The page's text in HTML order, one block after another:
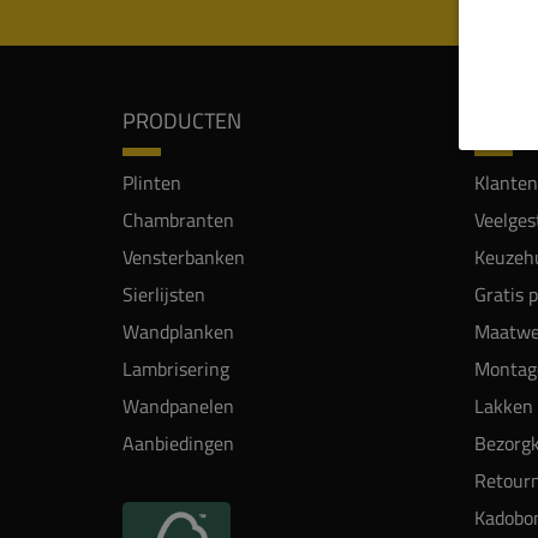
PRODUCTEN
Plinten
Chambranten
Vensterbanken
Sierlijsten
Wandplanken
Lambrisering
Wandpanelen
Aanbiedingen
Gratis